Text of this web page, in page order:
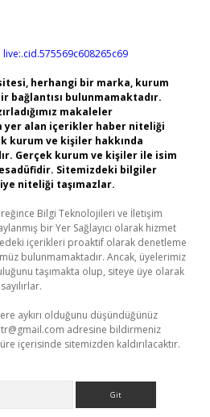
live:.cid.575569c608265c69
herhangi bir marka, kurum
bağlantısı bulunmamaktadır.
makaleler
yer alan içerikler haber niteliği
kurum ve kişiler hakkında
Gerçek kurum ve kişiler ile isim
Sitemizdeki bilgiler
niteliği taşımazlar.
Bilgi Teknolojileri ve İletişim
bir Yer Sağlayıcı olarak hizmet
içerikleri proaktif olarak denetleme
bulunmamaktadır. Ancak, üyelerimiz
taşımakta olup, siteye üye olarak
aykırı olduğunu düşündüğünüz
adresine bildirmeniz
içerisinde sitemizden kaldırılacaktır.